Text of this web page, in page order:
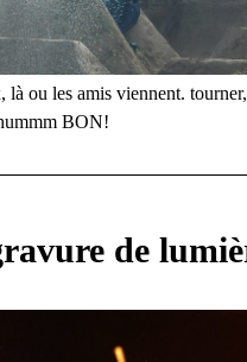
ou les amis viennent.
BON!
de